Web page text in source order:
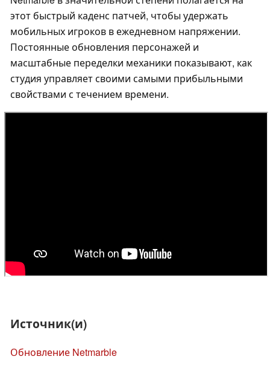
этот быстрый каденс патчей, чтобы удержать
мобильных игроков в ежедневном напряжении.
Постоянные обновления персонажей и
масштабные переделки механики показывают, как
студия управляет своими самыми прибыльными
свойствами с течением времени.
Источник(и)
Обновление Netmarble